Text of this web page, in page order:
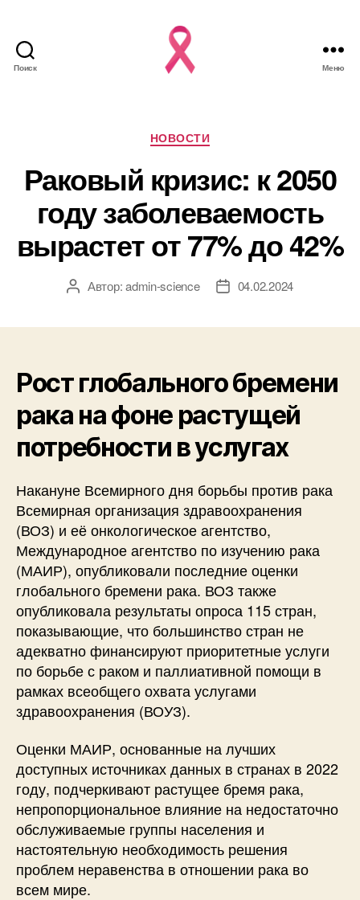
Поиск Меню
Рубрики
НОВОСТИ
Раковый кризис: к 2050
году заболеваемость
вырастет от 77% до 42%
АвторАвтор:admin-science
Дата04.02.2024
Рост глобального бремени
рака на фоне растущей
потребности в услугах
Накануне Всемирного дня борьбы против рака
Всемирная организация здравоохранения
(ВОЗ) и её онкологическое агентство,
Международное агентство по изучению рака
(МАИР), опубликовали последние оценки
глобального бремени рака. ВОЗ также
опубликовала результаты опроса 115 стран,
показывающие, что большинство стран не
адекватно финансируют приоритетные услуги
по борьбе с раком и паллиативной помощи в
рамках всеобщего охвата услугами
здравоохранения (ВОУЗ).
Оценки МАИР, основанные на лучших
доступных источниках данных в странах в 2022
году, подчеркивают растущее бремя рака,
непропорциональное влияние на недостаточно
обслуживаемые группы населения и
настоятельную необходимость решения
проблем неравенства в отношении рака во
всем мире.